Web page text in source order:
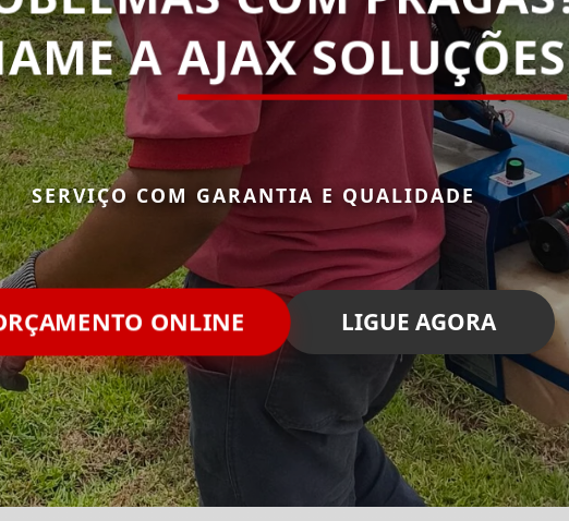
AAJAX SOLUÇÕES
SERVIÇO COM GARANTIA E QUALIDADE
ONLINE LIGUE AGORA